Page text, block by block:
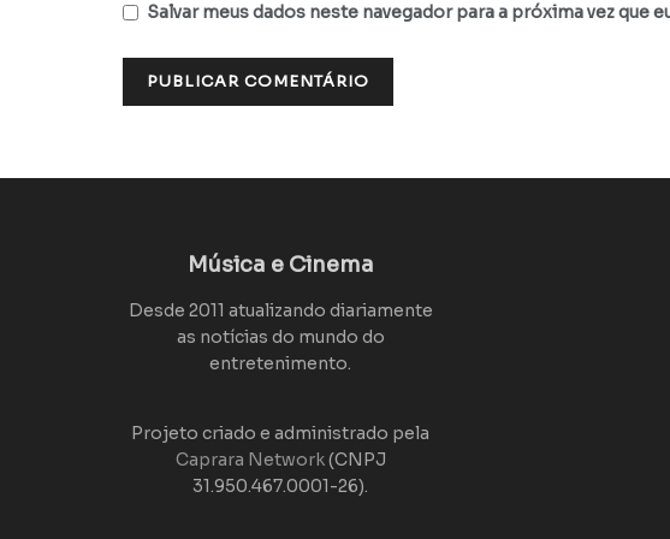
Salvar meus dados neste navegador para a próxima vez que
Música e Cinema
Desde 2011 atualizando diariamente
as notícias do mundo do
entretenimento.
Projeto criado e administrado pela
Caprara Network(CNPJ
31.950.467.0001-26).